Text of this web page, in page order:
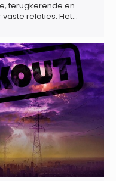
terugkerende en
relaties. Het